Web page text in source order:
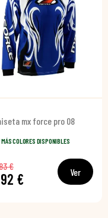
mx force pro 08
MÁS COLORES DISPONIBLES
€
€ Ver